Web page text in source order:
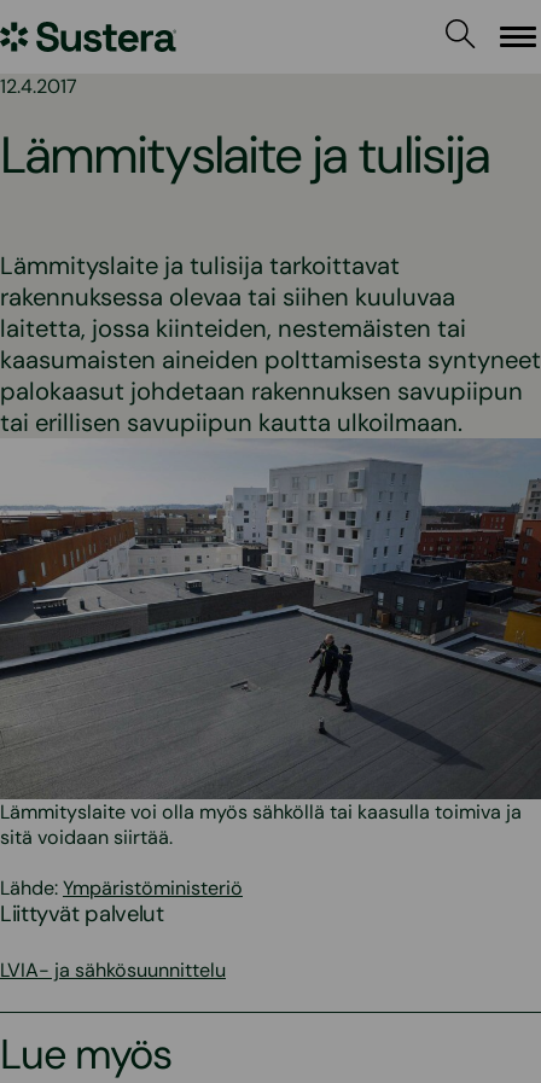
sisältöön
Sustera
12.4.2017
Lämmityslaite ja tulisija
Lämmityslaite ja tulisija tarkoittavat
rakennuksessa olevaa tai siihen kuuluvaa
laitetta, jossa kiinteiden, nestemäisten tai
kaasumaisten aineiden polttamisesta syntyneet
palokaasut johdetaan rakennuksen savupiipun
tai erillisen savupiipun kautta ulkoilmaan.
Lämmityslaite voi olla myös sähköllä tai kaasulla toimiva ja
sitä voidaan siirtää.
Lähde:Ympäristöministeriö
Liittyvät palvelut
LVIA- ja sähkösuunnittelu
Lue myös